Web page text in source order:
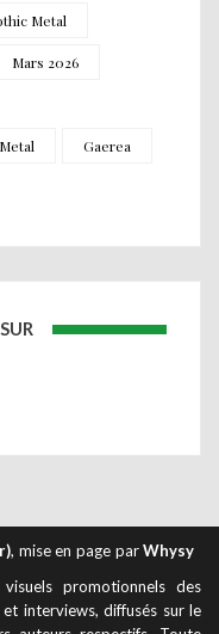
Metal
Mars 2026
Gaerea
, mise en page parWhysy
promotionnels des
interviews, diffusés sur le